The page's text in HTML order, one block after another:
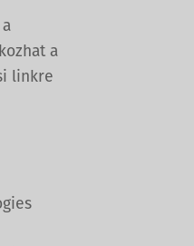
a
linkre